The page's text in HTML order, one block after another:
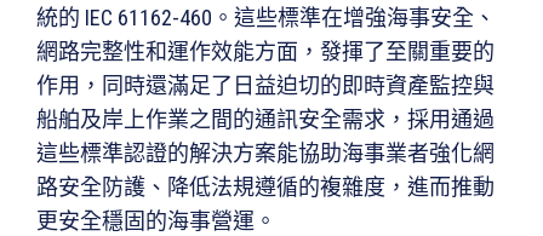
統的 IEC 61162-460。這些標準在增強海事安全、
網路完整性和運作效能方面，發揮了至關重要的
作用，同時還滿足了日益迫切的即時資產監控與
船舶及岸上作業之間的通訊安全需求，採用通過
這些標準認證的解決方案能協助海事業者強化網
路安全防護、降低法規遵循的複雜度，進而推動
更安全穩固的海事營運。